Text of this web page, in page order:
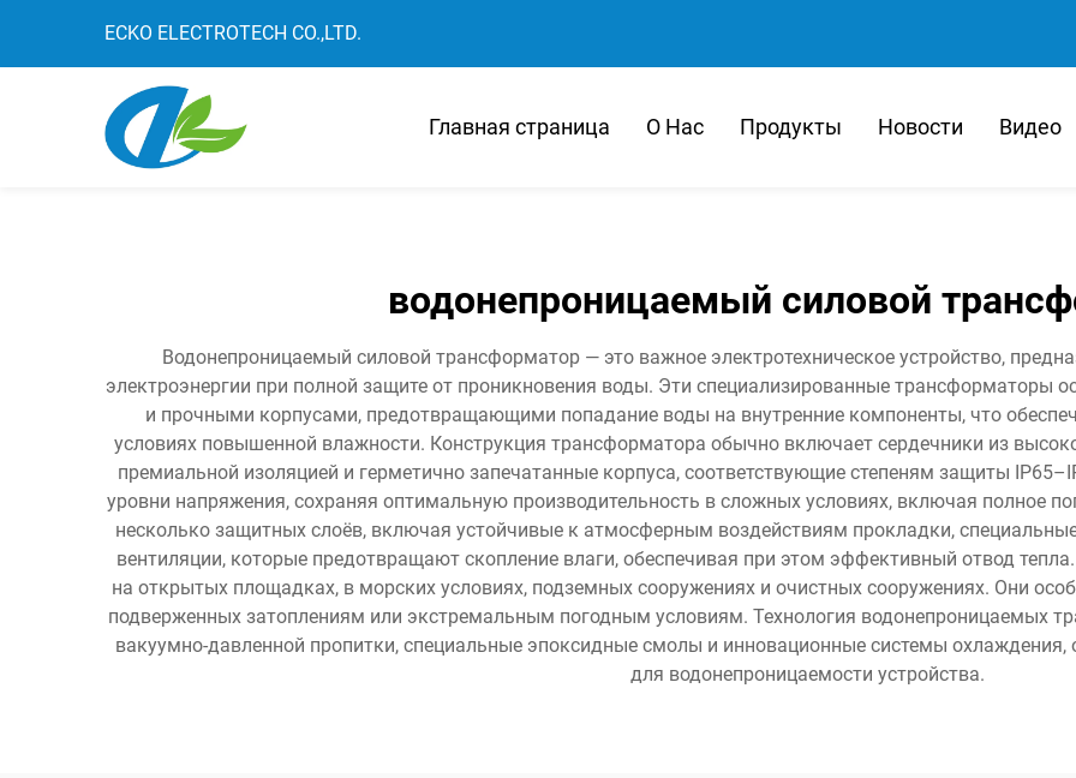
ECKO ELECTROTECH CO.,LTD.
Главная страница О Нас Продукты Новости Видео
водонепроницаемый силовой
Водонепроницаемый силовой трансформатор — это важное электротехническое устройство,
электроэнергии при полной защите от проникновения воды. Эти специализированные трансформаторы
и прочными корпусами, предотвращающими попадание воды на внутренние компоненты, что
условиях повышенной влажности. Конструкция трансформатора обычно включает сердечники из
премиальной изоляцией и герметично запечатанные корпуса, соответствующие степеням защиты
уровни напряжения, сохраняя оптимальную производительность в сложных условиях, включая полное
несколько защитных слоёв, включая устойчивые к атмосферным воздействиям прокладки,
вентиляции, которые предотвращают скопление влаги, обеспечивая при этом эффективный отвод
на открытых площадках, в морских условиях, подземных сооружениях и очистных сооружениях. Они
подверженных затоплениям или экстремальным погодным условиям. Технология водонепроницаемых
вакуумно-давленной пропитки, специальные эпоксидные смолы и инновационные системы
для водонепроницаемости устройства.